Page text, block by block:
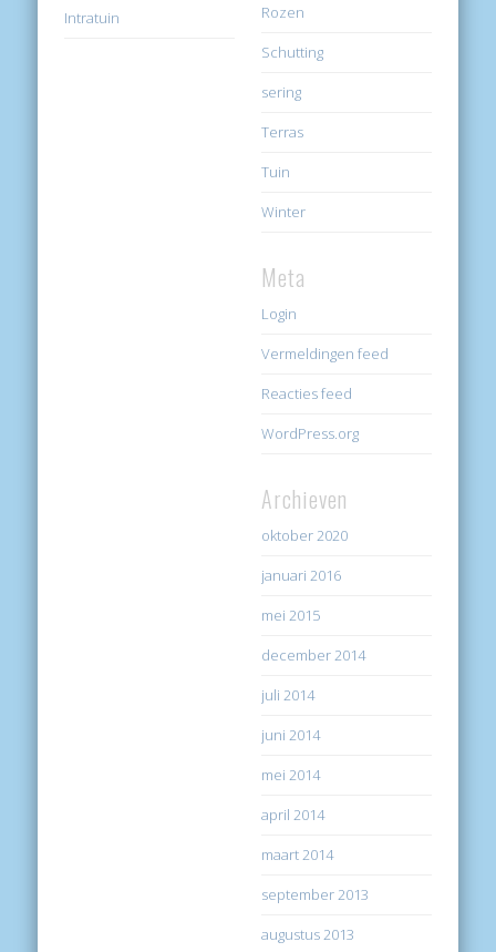
Intratuin
Rozen
Schutting
sering
Terras
Tuin
Winter
Meta
Login
Vermeldingen feed
Reacties feed
WordPress.org
Archieven
oktober 2020
januari 2016
mei 2015
december 2014
juli 2014
juni 2014
mei 2014
april 2014
maart 2014
september 2013
augustus 2013